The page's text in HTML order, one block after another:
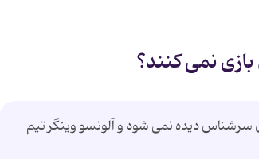
نمی کنند؟
سرشناس دیده نمی شود و آلونسو وینگر تیم